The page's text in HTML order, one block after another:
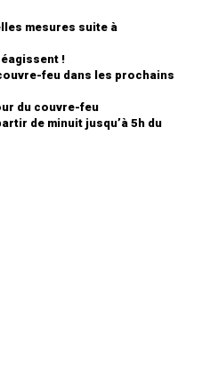
mesures suite à
!
feu dans les prochains
du couvre-feu
de minuit jusqu’à 5h du